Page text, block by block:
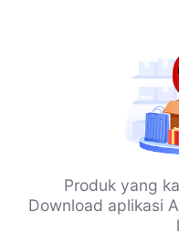
Produk yang
Download aplikasi